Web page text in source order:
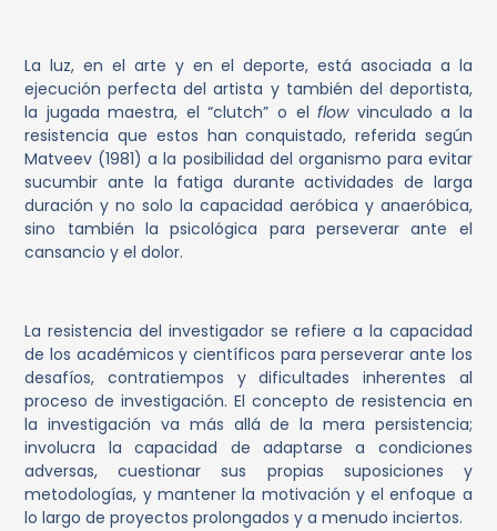
La luz, en el arte y en el deporte, está asociada a la
ejecución perfecta del artista y también del deportista,
la jugada maestra, el “clutch” o elflowvinculado a la
resistencia que estos han conquistado, referida según
Matveev (1981) a la posibilidad del organismo para evitar
sucumbir ante la fatiga durante actividades de larga
duración y no solo la capacidad aeróbica y anaeróbica,
sino también la psicológica para perseverar ante el
cansancio y el dolor.
La resistencia del investigador se refiere a la capacidad
de los académicos y científicos para perseverar ante los
desafíos, contratiempos y dificultades inherentes al
proceso de investigación. El concepto de resistencia en
la investigación va más allá de la mera persistencia;
involucra la capacidad de adaptarse a condiciones
adversas, cuestionar sus propias suposiciones y
metodologías, y mantener la motivación y el enfoque a
lo largo de proyectos prolongados y a menudo inciertos.